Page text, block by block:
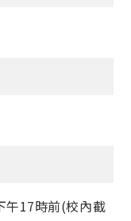
午17時前(校內截